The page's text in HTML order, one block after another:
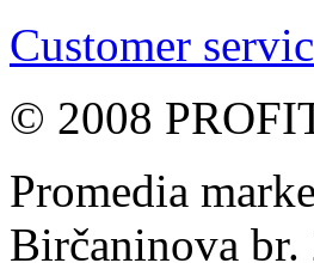
Customer
© 2008
Promedia
Birčaninova